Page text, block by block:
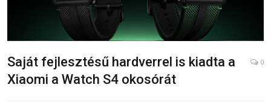
Saját fejlesztésű hardverrel is kiadta a
Xiaomi a Watch S4 okosórát
0